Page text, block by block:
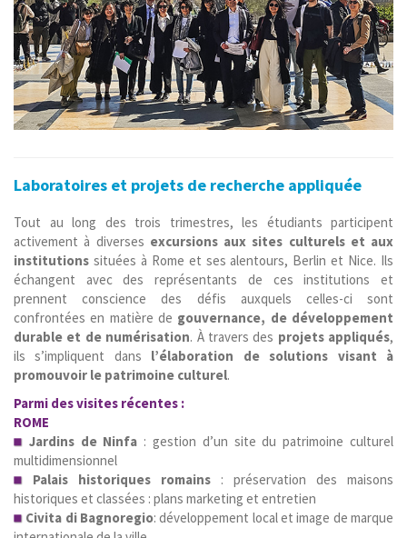
Laboratoires et projets de recherche appliquée
Tout au long des trois trimestres, les étudiants participent
activement à diverses excursions aux sites culturels et aux
institutions situées à Rome et ses alentours, Berlin et Nice. Ils
échangent avec des représentants de ces institutions et
prennent conscience des défis auxquels celles-ci sont
confrontées en matière de gouvernance, de développement
durable et de numérisation. À travers des projets appliqués,
ils s’impliquent dans l’élaboration de solutions visant à
promouvoir le patrimoine culturel.
Parmi des visites récentes :
ROME
Jardins de Ninfa : gestion d’un site du patrimoine culturel
multidimensionnel
Palais historiques romains : préservation des maisons
historiques et classées : plans marketing et entretien
Civita di Bagnoregio: développement local et image de marque